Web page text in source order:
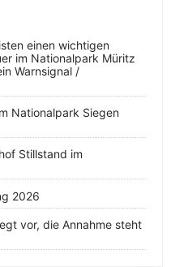
einen wichtigen
im Nationalpark Müritz
Warnsignal /
Nationalpark Siegen
Stillstand im
2026
vor, die Annahme steht